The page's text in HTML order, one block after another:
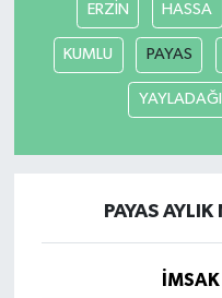
ERZİN HASSA
KUMLU PAYAS
YAYLADAĞI
PAYAS
İMSAK